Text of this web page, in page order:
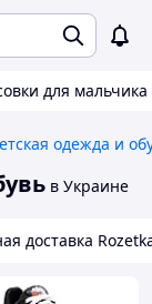
для мальчика
одежда и
в Украине
доставка